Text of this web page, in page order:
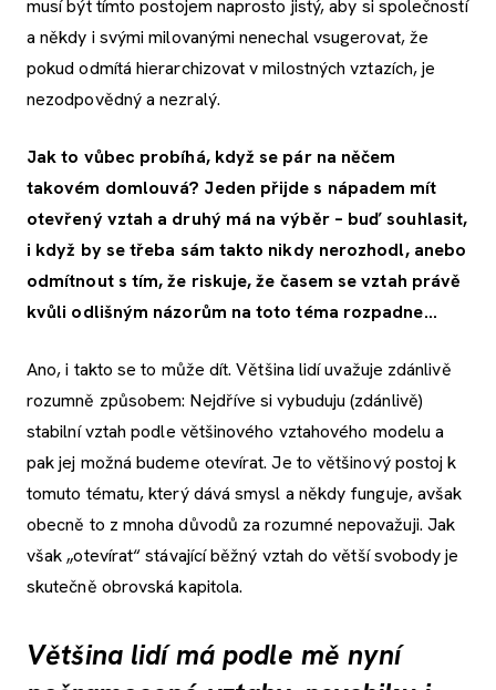
musí být tímto postojem naprosto jistý, aby si společností
a někdy i svými milovanými nenechal vsugerovat, že
pokud odmítá hierarchizovat v milostných vztazích, je
nezodpovědný a nezralý.
Jak to vůbec probíhá, když se pár na něčem
takovém domlouvá? Jeden přijde s nápadem mít
otevřený vztah a druhý má na výběr – buď souhlasit,
i když by se třeba sám takto nikdy nerozhodl, anebo
odmítnout s tím, že riskuje, že časem se vztah právě
kvůli odlišným názorům na toto téma rozpadne...
Ano, i takto se to může dít. Většina lidí uvažuje zdánlivě
rozumně způsobem: Nejdříve si vybuduju (zdánlivě)
stabilní vztah podle většinového vztahového modelu a
pak jej možná budeme otevírat. Je to většinový postoj k
tomuto tématu, který dává smysl a někdy funguje, avšak
obecně to z mnoha důvodů za rozumné nepovažuji. Jak
však „otevírat“ stávající běžný vztah do větší svobody je
skutečně obrovská kapitola.
Většina lidí má podle mě nyní